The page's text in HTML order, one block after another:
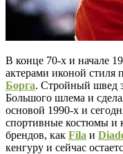
В конце 70-х и начале
актерами иконой стиля
Борга. Стройный швед
Большого шлема и
основой 1990-х и
спортивные костюмы и
брендов, как Fila и
кенгуру и сейчас